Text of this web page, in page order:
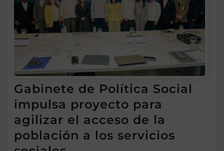
Gabinete de Política Social
impulsa proyecto para
agilizar el acceso de la
población a los servicios